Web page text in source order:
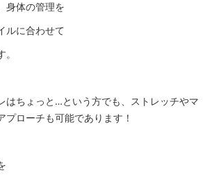
身体の管理を
ルに合わせて
はちょっと…という方でも、ストレッチやマ
プローチも可能であります！